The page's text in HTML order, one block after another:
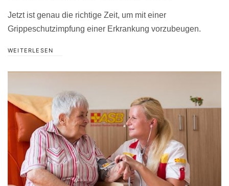
Jetzt ist genau die richtige Zeit, um mit einer
Grippeschutzimpfung einer Erkrankung vorzubeugen.
WEITERLESEN